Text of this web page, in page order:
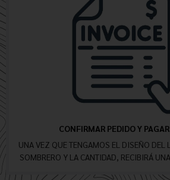
CONFIRMAR PEDIDO Y
UNA VEZ QUE TENGAMOS EL DISEÑO DEL
SOMBRERO Y LA CANTIDAD, RECIBIRÁ